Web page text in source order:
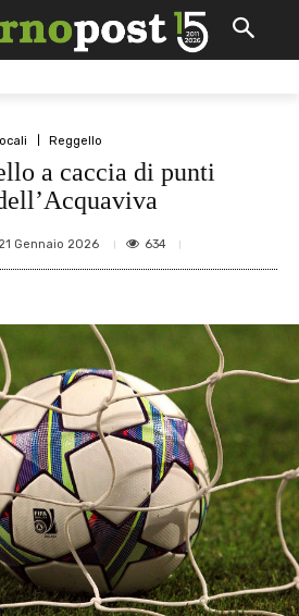
Reggello
a caccia di punti
Gennaio 2026 634